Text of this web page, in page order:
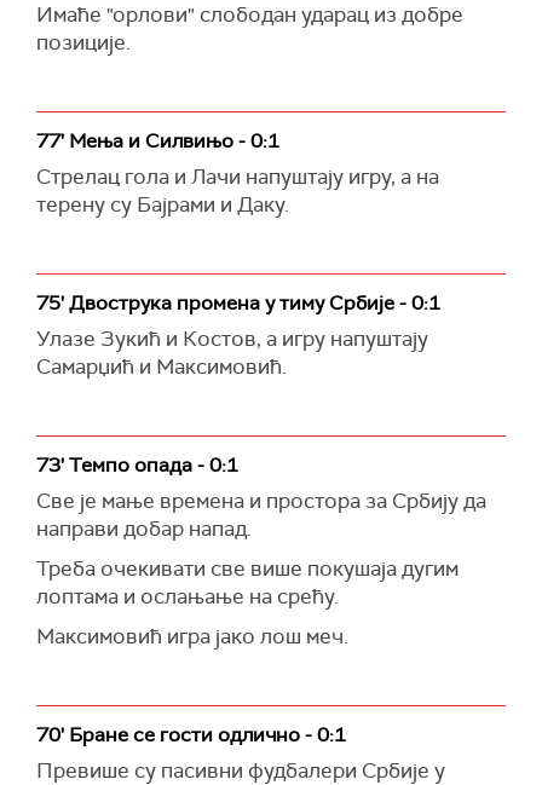
Имаће "орлови" слободан ударац из добре
позиције.
77' Мења и Силвињо - 0:1
Стрелац гола и Лачи напуштају игру, а на
терену су Бајрами и Даку.
75' Двострука промена у тиму Србије - 0:1
Улазе Зукић и Костов, а игру напуштају
Самарџић и Максимовић.
73' Темпо опада - 0:1
Све је мање времена и простора за Србију да
направи добар напад.
Треба очекивати све више покушаја дугим
лоптама и ослањање на срећу.
Максимовић игра јако лош меч.
70' Бране се гости одлично - 0:1
Превише су пасивни фудбалери Србије у